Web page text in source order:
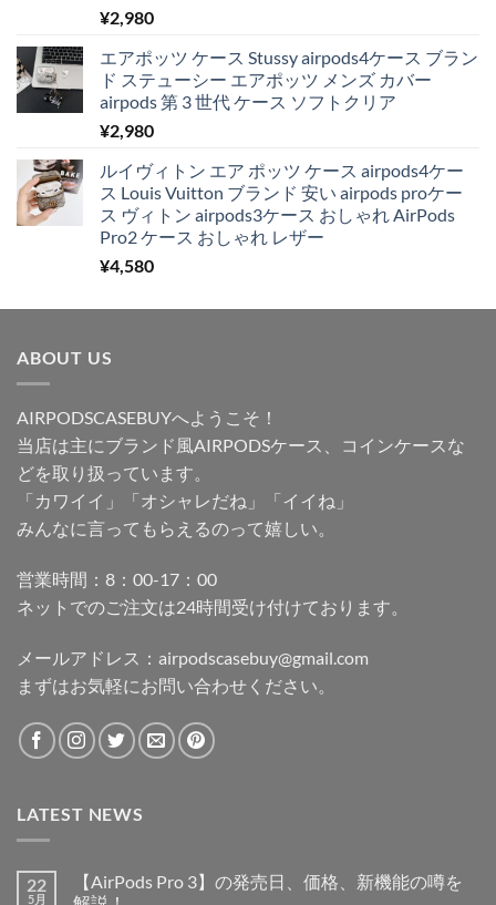
¥2,980
エアポッツ ケース Stussy airpods4ケース ブラン
ド ステューシー エアポッツ メンズ カバー
airpods 第 3 世代 ケース ソフトクリア
¥2,980
ルイヴィトン エア ポッツ ケース airpods4ケー
ス Louis Vuitton ブランド 安い airpods proケー
ス ヴィトン airpods3ケース おしゃれ AirPods
Pro2 ケース おしゃれ レザー
¥4,580
ABOUT US
AIRPODSCASEBUYへようこそ！
当店は主にブランド風AIRPODSケース、コインケースな
どを取り扱っています。
「カワイイ」「オシャレだね」「イイね」
みんなに言ってもらえるのって嬉しい。
営業時間：8：00-17：00
ネットでのご注文は24時間受け付けております。
メールアドレス： airpodscasebuy@gmail.com
まずはお気軽にお問い合わせください。
LATEST NEWS
22
5月
【AirPods Pro 3】の発売日、価格、新機能の噂を